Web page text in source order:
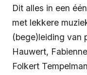
Dit alles in een
met lekkere
(bege)leiding van
Hauwert,
Folkert